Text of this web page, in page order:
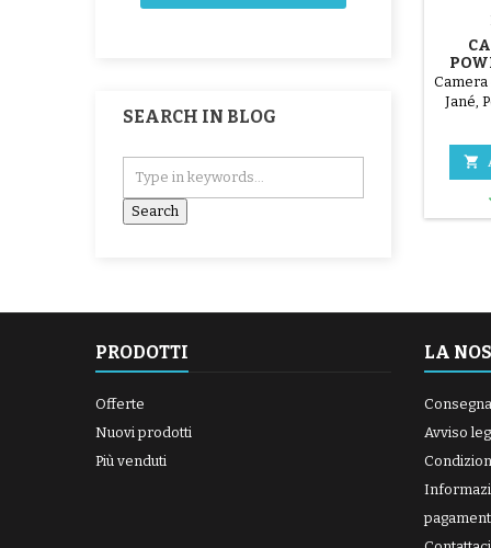
SEARCH IN BLOG
Jané,

PRODOTTI
Offerte
Nuovi prodotti
Più venduti
LA
Consegna
Avviso